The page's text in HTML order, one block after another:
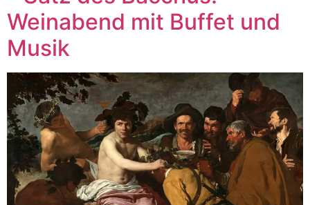
Weinabend mit Buffet und
Musik